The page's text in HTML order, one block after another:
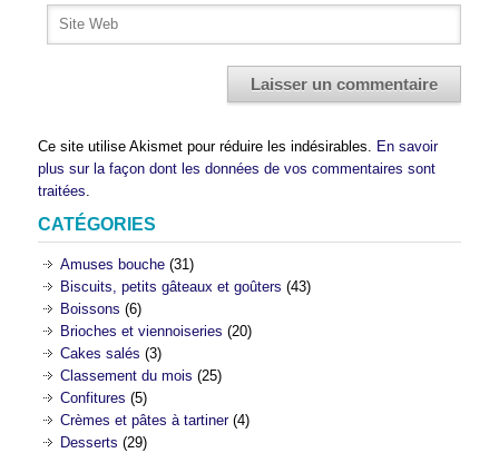
Ce site utilise Akismet pour réduire les indésirables. En savoir
plus sur la façon dont les données de vos commentaires sont
traitées.
CATÉGORIES
Amuses bouche (31)
Biscuits, petits gâteaux et goûters (43)
Boissons (6)
Brioches et viennoiseries (20)
Cakes salés (3)
Classement du mois (25)
Confitures (5)
Crèmes et pâtes à tartiner(4)
Desserts (29)